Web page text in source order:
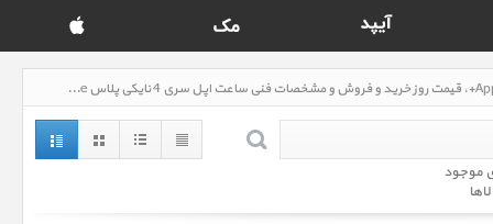
ساعت اپل سری 4 نایکی پلاس Apple Watch Series 4 Nike+، قیمت روز خرید و فروش و مشخصات فنی ساعت اپل سری 4 نایکی پلاس Apple Watch Series 4 Nike+
موجود